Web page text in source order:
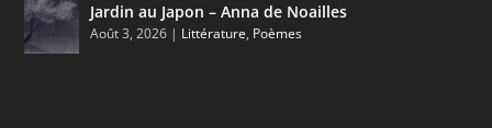
Jardin au Japon – Anna de Noailles
Août 3, 2026 | Littérature, Poèmes